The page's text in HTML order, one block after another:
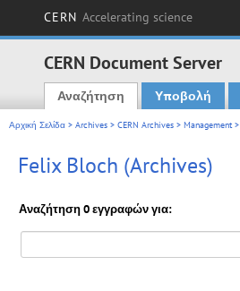
CERN Accelerating science
CERN Document Server
Main menu
Αναζήτηση Υποβολή
Αρχική Σελίδα > Archives > CERN Archives > Management>
Felix Bloch (Archives)
Αναζήτηση 0 εγγραφών για: